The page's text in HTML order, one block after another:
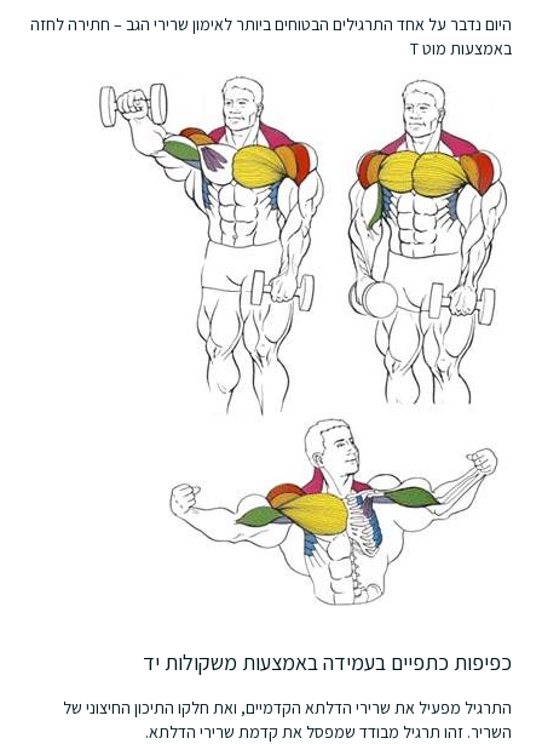
היום נדבר על אחד התרגילים הבטוחים ביותר לאימון שרירי הגב – חתירה לחזה
באמצעות מוט T
כפיפות כתפיים בעמידה באמצעות משקולות יד
התרגיל מפעיל את שרירי הדלתא הקדמיים, ואת חלקו התיכון החיצוני של
השריר. זהו תרגיל מבודד שמפסל את קדמת שרירי הדלתא.